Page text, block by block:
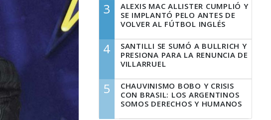
3
ALEXIS MAC ALLISTER CUMPLIÓ Y
SE IMPLANTÓ PELO ANTES DE
VOLVER AL FÚTBOL INGLÉS
4
SANTILLI SE SUMÓ A BULLRICH Y
PRESIONA PARA LA RENUNCIA DE
VILLARRUEL
5
CHAUVINISMO BOBO Y CRISIS
CON BRASIL: LOS ARGENTINOS
SOMOS DERECHOS Y HUMANOS